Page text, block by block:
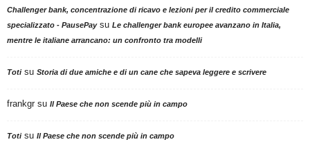
Challenger bank, concentrazione di ricavo e lezioni per il credito commerciale
specializzato - PausePaysu Le challenger bank europee avanzano in Italia,
mentre le italiane arrancano: un confronto tra modelli
Totisu Storia di due amiche e di un cane che sapeva leggere e scrivere
frankgr su Il Paese che non scende più in campo
Totisu Il Paese che non scende più in campo